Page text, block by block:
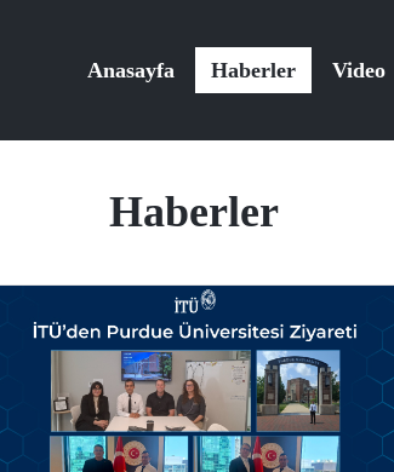
Anasayfa Haberler Video
Haberler